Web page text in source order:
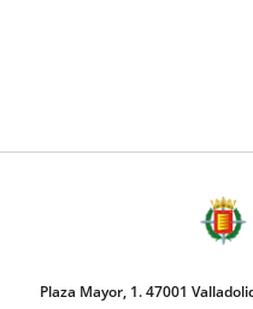
Plaza Mayor, 1. 47001